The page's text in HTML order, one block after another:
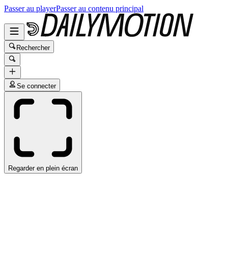
Passer au playerPasser au contenu principal
Rechercher
Se connecter
Regarder en plein écran